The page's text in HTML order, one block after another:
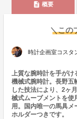
description 概要
＼この
時計企画室コスタ
上質な腕時計を手がけ
機械式腕時計。長野五
した技法により、2ヶ
械式ムーブメントを使
用。国内唯一の馬具メ
ホルダーつきです。